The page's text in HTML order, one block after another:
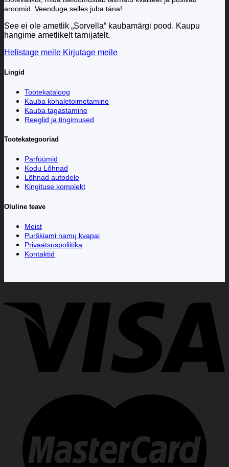
aroomid. Veenduge selles juba täna!
See ei ole ametlik „Sorvella“ kaubamärgi pood. Kaupu
hangime ametlikelt tarnijatelt.
Helistage meile Kirjutage meile
Lingid
Tootekataloog
Kauba kohaletoimetamine
Kauba tagastamine
Reeglid ja tingimused
Tootekategooriad
Parfüümid
Kodu Lõhnad
Lõhnad autodele
Kingituse komplekt
Oluline teave
Meist
Purškiami namų kvapai
Privaatsuspoliitika
Kontaktid